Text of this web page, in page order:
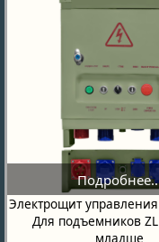
Электрощит
Для подъемников
младше